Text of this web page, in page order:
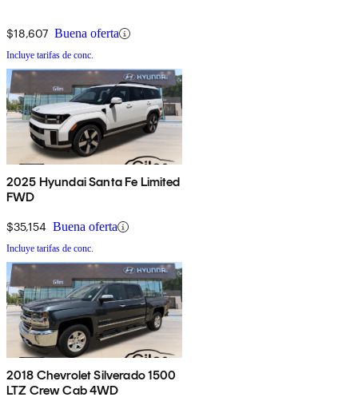
$18,607 Buena oferta
Incluye tarifas de conc.
2025 Hyundai Santa Fe Limited
FWD
$35,154 Buena oferta
Incluye tarifas de conc.
2018 Chevrolet Silverado 1500
LTZ Crew Cab 4WD